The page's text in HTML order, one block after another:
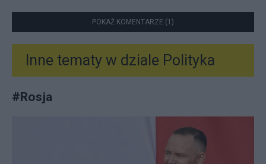
POKAŻ KOMENTARZE (1)
Inne tematy w dziale Polityka
#Rosja